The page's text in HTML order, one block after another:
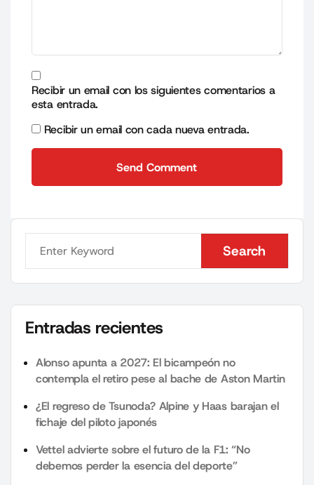
Recibir un email con los siguientes comentarios a
esta entrada.
Recibir un email con cada nueva entrada.
Send Comment
Search
Search
Entradas recientes
Alonso apunta a 2027: El bicampeón no
contempla el retiro pese al bache de Aston Martin
¿El regreso de Tsunoda? Alpine y Haas barajan el
fichaje del piloto japonés
Vettel advierte sobre el futuro de la F1: “No
debemos perder la esencia del deporte”